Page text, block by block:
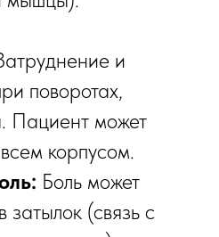
и
поворотах,
Пациент может
корпусом.
Боль может
(связь с